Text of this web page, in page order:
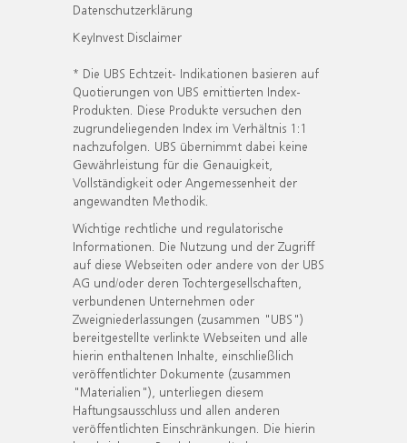
Datenschutzerklärung
KeyInvest Disclaimer
* Die UBS Echtzeit- Indikationen basieren auf
Quotierungen von UBS emittierten Index-
Produkten. Diese Produkte versuchen den
zugrundeliegenden Index im Verhältnis 1:1
nachzufolgen. UBS übernimmt dabei keine
Gewährleistung für die Genauigkeit,
Vollständigkeit oder Angemessenheit der
angewandten Methodik.
Wichtige rechtliche und regulatorische
Informationen. Die Nutzung und der Zugriff
auf diese Webseiten oder andere von der UBS
AG und/oder deren Tochtergesellschaften,
verbundenen Unternehmen oder
Zweigniederlassungen (zusammen "UBS")
bereitgestellte verlinkte Webseiten und alle
hierin enthaltenen Inhalte, einschließlich
veröffentlichter Dokumente (zusammen
"Materialien"), unterliegen diesem
Haftungsausschluss und allen anderen
veröffentlichten Einschränkungen. Die hierin